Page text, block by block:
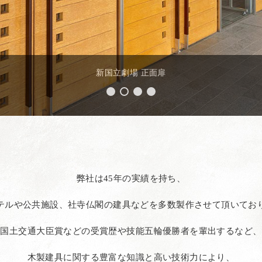
新国立劇場 正面扉
弊社は45年の実績を持ち、
ルや公共施設、社寺仏閣の建具などを多数製作させて頂いてお
国土交通大臣賞などの受賞歴や技能五輪優勝者を輩出するなど、
木製建具に関する豊富な知識と高い技術力により、